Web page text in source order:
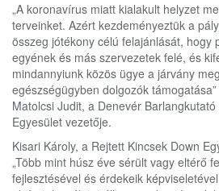
„A koronavírus miatt kialakult helyzet
terveinket. Azért kezdeményeztük a
összeg jótékony célú felajánlását, hogy
egyének és más szervezetek felé, és
mindannyiunk közös ügye a járvány
egészségügyben dolgozók
Matolcsi Judit, a Denevér
Egyesület vezetője.
Kisari Károly, a Rejtett Kincsek Down
„Több mint húsz éve sérült vagy eltérő
fejlesztésével és érdekeik